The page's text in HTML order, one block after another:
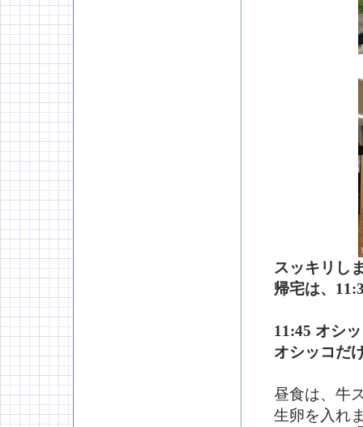
スッキリし
帰宅は、
11:45 オシ
オシッコだ
昼食は、牛
生卵を入れ